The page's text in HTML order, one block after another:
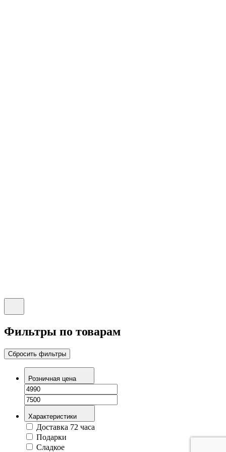
Фильтры по товарам
Сбросить фильтры
Розничная цена
Характеристики
Доставка 72 часа
Подарки
Сладкое